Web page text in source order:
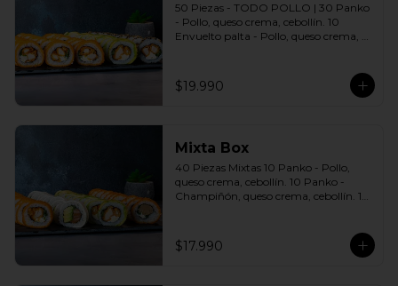
50 Piezas - TODO POLLO | 30 Panko
- Pollo, queso crema, cebollín. 10
Envuelto palta - Pollo, queso crema,
a elección soya o agridulce Bless + 3
palitos
$19.990
Mixta Box
40 Piezas Mixtas 10 Panko - Pollo,
queso crema, cebollín. 10 Panko -
Champiñón, queso crema, cebollín. 10
palta, cebollín. Incluye: 2 Salsa soya 2
Salsa agridulce Bless 3 palitos
$17.990